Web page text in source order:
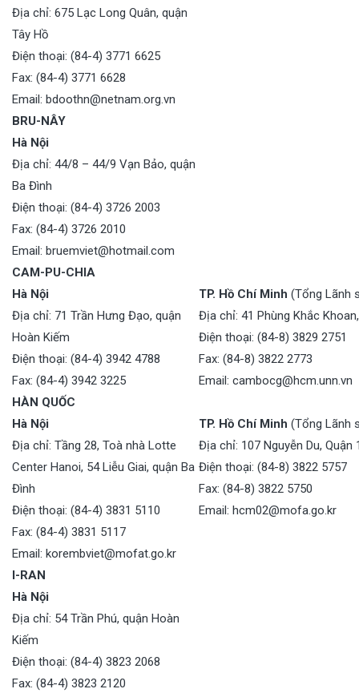
Địa chỉ: 675 Lạc Long Quân, quận
Tây Hồ
Điện thoại: (84-4) 3771 6625
Fax: (84-4) 3771 6628
Email: bdoothn@netnam.org.vn
BRU-NÂY
Hà Nội
Địa chỉ: 44/8 – 44/9 Vạn Bảo, quận
Ba Đình
Điện thoại: (84-4) 3726 2003
Fax: (84-4) 3726 2010
Email: bruemviet@hotmail.com
CAM-PU-CHIA
Hà Nội
TP. Hồ Chí Minh (Tổng Lãnh
Địa chỉ: 71 Trần Hưng Đạo, quận
Hoàn Kiếm
Điện thoại: (84-4) 3942 4788
Fax: (84-4) 3942 3225
Địa chỉ: 41 Phùng Khắc
Điện thoại: (84-8) 3829 2751
Fax: (84-8) 3822 2773
Email: cambocg@hcm.unn.vn
HÀN QUỐC
Hà Nội
TP. Hồ Chí Minh (Tổng Lãnh
Địa chỉ: Tầng 28, Toà nhà Lotte
Center Hanoi, 54 Liễu Giai, quận Ba
Đình
Điện thoại: (84-4) 3831 5110
Fax: (84-4) 3831 5117
Email: korembviet@mofat.go.kr
Địa chỉ: 107 Nguyễn Du, Quận
Điện thoại: (84-8) 3822 5757
Fax: (84-8) 3822 5750
Email: hcm02@mofa.go.kr
I-RAN
Hà Nội
Địa chỉ: 54 Trần Phú, quận Hoàn
Kiếm
Điện thoại: (84-4) 3823 2068
Fax: (84-4) 3823 2120